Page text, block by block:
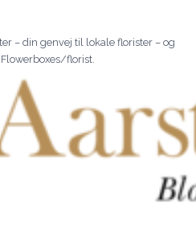
– din genvej til lokale florister – og
florist.